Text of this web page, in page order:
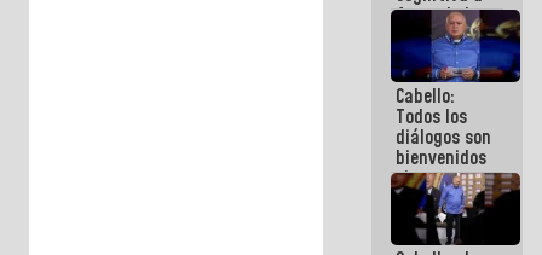
favor de la
narrativa
hegemónica?
(1)
Cabello:
Todos los
diálogos son
bienvenidos
siempre que
estén en el
marco de la
Constitución